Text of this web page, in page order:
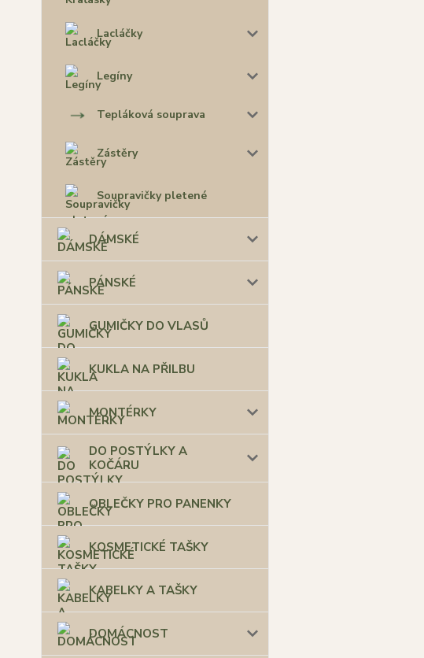
Lacláčky
Legíny
Tepláková souprava
Zástěry
Soupravičky pletené
DÁMSKÉ
PÁNSKÉ
GUMIČKY DO VLASŮ
KUKLA NA PŘILBU
MONTÉRKY
DO POSTÝLKY A
KOČÁRU
OBLEČKY PRO PANENKY
KOSMETICKÉ TAŠKY
KABELKY A TAŠKY
DOMÁCNOST